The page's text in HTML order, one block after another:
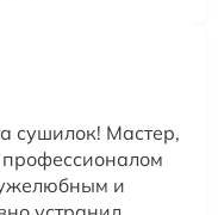
сушилок! Мастер,
и